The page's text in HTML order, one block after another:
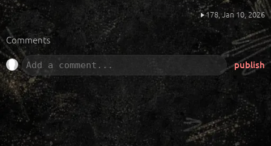
178,Jan 10, 2026
Comments
publish